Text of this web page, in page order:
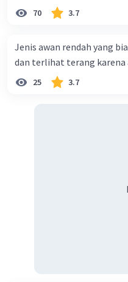
indonesia
70 3.7
Jenis awan rendah yang
dan terlihat terang karena
25 3.7